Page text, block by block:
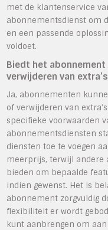
met de klantenservice
abonnementsdienst om
en een passende
voldoet.
Biedt het
verwijderen van
Ja, abonnementen
of verwijderen van
specifieke voorwaarden
abonnementsdiensten
diensten toe te voegen
meerprijs, terwijl andere
bieden om bepaalde
indien gewenst. Het is
abonnement zorgvuldig
flexibiliteit er wordt
kunt aanbrengen om